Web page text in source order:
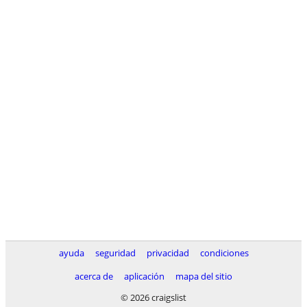
ayuda seguridad privacidad
condiciones
acerca de
aplicación
mapa del sitio
© 2026 craigslist